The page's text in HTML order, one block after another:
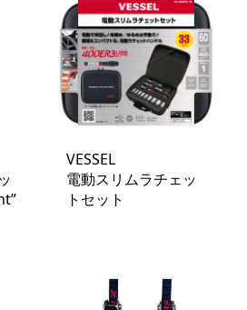
VESSEL
電動スリムラチェッ
トセット